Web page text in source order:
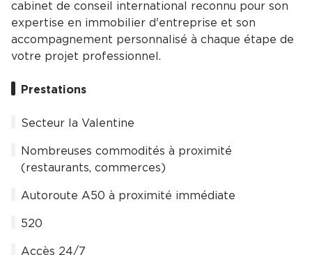
cabinet de conseil international reconnu pour son
expertise en immobilier d'entreprise et son
accompagnement personnalisé à chaque étape de
votre projet professionnel.
Prestations
Secteur la Valentine
Nombreuses commodités à proximité
(restaurants, commerces)
Autoroute A50 à proximité immédiate
520
Accès 24/7